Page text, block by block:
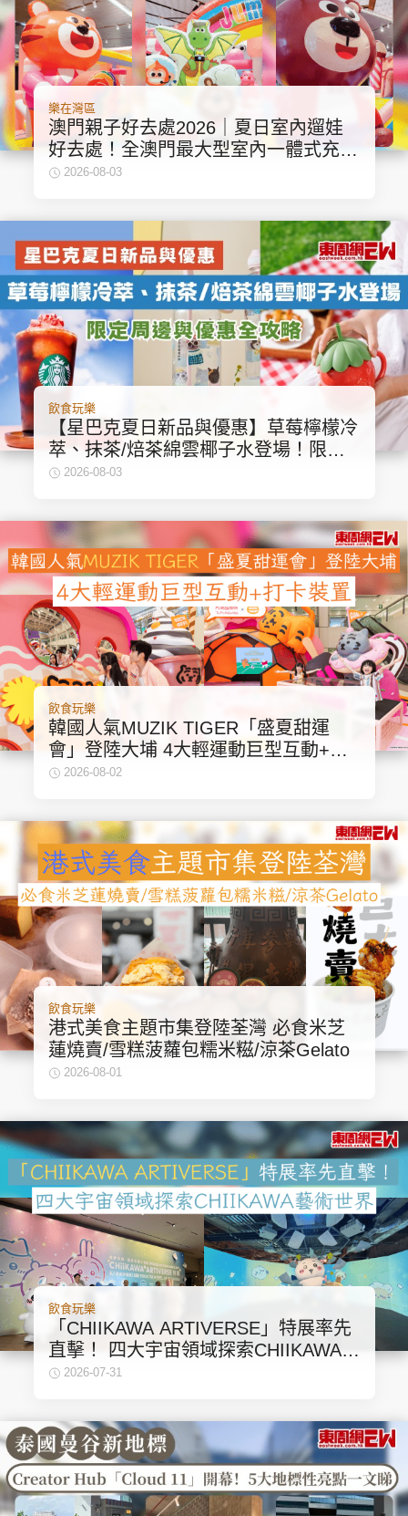
樂在灣區
澳門親子好去處2026｜夏日室內遛娃
好去處！全澳門最大型室內一體式充氣
城堡
2026-08-03
飲食玩樂
【星巴克夏日新品與優惠】草莓檸檬冷
萃、抹茶/焙茶綿雲椰子水登場！限定
周邊與優惠全攻略
2026-08-03
飲食玩樂
韓國人氣MUZIK TIGER「盛夏甜運
會」登陸大埔 4大輕運動巨型互動+打
卡裝置
2026-08-02
飲食玩樂
港式美食主題市集登陸荃灣 必食米芝
蓮燒賣/雪糕菠蘿包糯米糍/涼茶Gelato
2026-08-01
飲食玩樂
「CHIIKAWA ARTIVERSE」特展率先
直擊！ 四大宇宙領域探索CHIIKAWA藝
術世界
2026-07-31